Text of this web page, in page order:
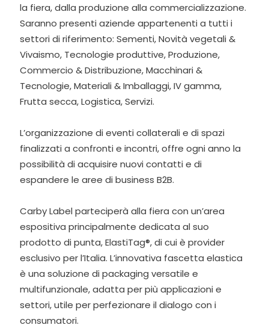
la fiera, dalla produzione alla commercializzazione.
Saranno presenti aziende appartenenti a tutti i
settori di riferimento: Sementi, Novità vegetali &
Vivaismo, Tecnologie produttive, Produzione,
Commercio & Distribuzione, Macchinari &
Tecnologie, Materiali & Imballaggi, IV gamma,
Frutta secca, Logistica, Servizi.
L’organizzazione di eventi collaterali e di spazi
finalizzati a confronti e incontri, offre ogni anno la
possibilità di acquisire nuovi contatti e di
espandere le aree di business B2B.
Carby Label parteciperà alla fiera con un’area
espositiva principalmente dedicata al suo
prodotto di punta, ElastiTag®, di cui è provider
esclusivo per l’Italia. L’innovativa fascetta elastica
è una soluzione di packaging versatile e
multifunzionale, adatta per più applicazioni e
settori, utile per perfezionare il dialogo con i
consumatori.